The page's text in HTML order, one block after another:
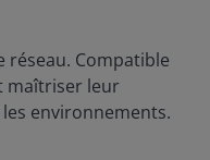
Compatible
maîtriser leur
environnements.